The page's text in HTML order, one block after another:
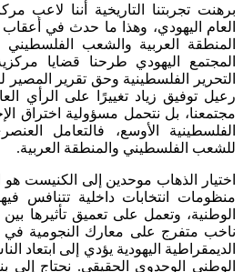
برهنت تجربتنا التاريخية أننا لاعب
العام اليهودي، وهذا ما حدث في أعقاب
المنطقة العربية والشعب
المجتمع اليهودي طرحنا قضايا
التحرير الفلسطينية وحق تقرير
رعيل توفيق زياد تغييرًا على الرأي
مجتمعنا، بل نتحمل مسؤولية اختراق
الفلسطينية الأوسع، فالتعامل
للشعب الفلسطيني والمنطقة العربية.
اختيار الذهاب موحدين إلى الكنيست
منظومات انتخابات داخلية تتنافس
الوطنية، وتعمل على تعميق تأثيرها
ناخب متفرج على معارك النجومية في
الديمقراطية اليهودية يؤدي إلى
الوطني الوحدوي الحقيقي. نحتاج إلى